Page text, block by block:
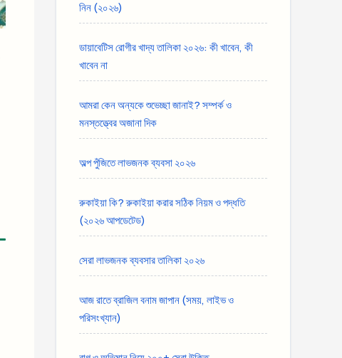
নিন (২০২৬)
ডায়াবেটিস রোগীর খাদ্য তালিকা ২০২৬: কী খাবেন, কী
খাবেন না
আমরা কেন অন্যকে শুভেচ্ছা জানাই? সম্পর্ক ও
মনস্তত্ত্বের অজানা দিক
অল্প পুঁজিতে লাভজনক ব্যবসা ২০২৬
রুকাইয়া কি? রুকাইয়া করার সঠিক নিয়ম ও পদ্ধতি
(২০২৬ আপডেটেড)
সেরা লাভজনক ব্যবসার তালিকা ২০২৬
আজ রাতে ব্রাজিল বনাম জাপান (সময়, লাইভ ও
পরিসংখ্যান)